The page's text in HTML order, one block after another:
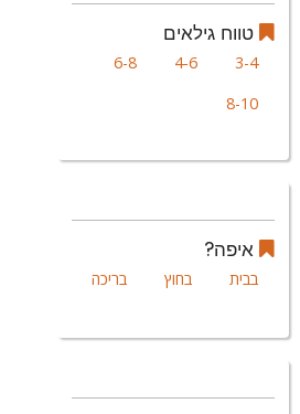
טווח גילאים
3-4
4-6
6-8
8-10
איפה?
בבית בחוץ בריכה